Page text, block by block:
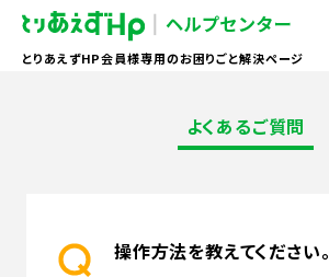
とりあえずHP会員様専用のお困りごと解決ページ
よくあるご質問
操作方法を教えてください。